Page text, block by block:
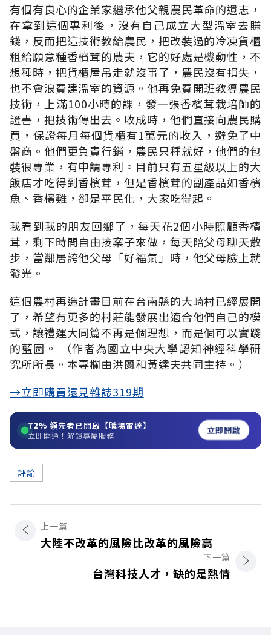
有個有良心的企業家繼承他父親農民革命的遺志，
在拿到這個專利後，沒有自己成立大型溫室去賺
錢，反而把這技術教給農民，把改裝過的冷凍貨櫃
租給願意種香檳茸的農夫，它的好處是機動性，不
想種時，把貨櫃屋吊走就沒事了，農民沒有損失，
也不會浪費建溫室的資源。他再免費開班教導農民
技術，上滿100小時的課，發一張香檳茸栽培師的
證書，把技術傳出去。收成時，他們直接向農民購
買，保證每月每個貨櫃有1萬元的收入，避免了中
盤商。他們更負責行銷，農民只種就好，他們的包
裝很專業，有申請專利。目前只有五星級以上的大
飯店才吃得到香檳茸，但是香檳茸的副產品如香檳
魚、香檳雞，卻是平民化，大家吃得起。
我看到我的朋友回鄉了，每天花2個小時照顧香檳
茸，剩下時間自由接案子來做，每天陪父母聊天散
步，當鄰居誇他父母「好福氣」時，他父母臉上就
發光。
這個農村再造計畫目前在台南縣的大崎村已經展開
了，希望有更多的村莊能發展出適合他們自己的模
式，讓禮運大同篇不再是個理想，而是個可以實踐
的藍圖。 （作者為國立中央大學認知神經科學研
究所所長。本專欄由洪蘭和黃達夫共同主持。）
→立即購買遠見雜誌319期
72% 領先者已開啟【職場雷達】
立即開通！解鎖專屬服務 立即開啟
評論
上一篇
大陸不改革的風險比改革的風險高
下一篇
台灣科技人才，缺的是熱情